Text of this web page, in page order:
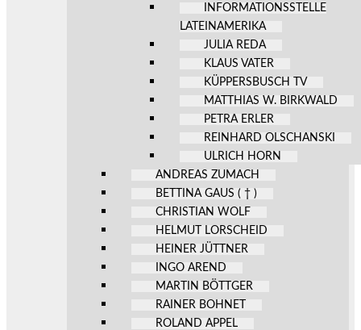
INFORMATIONSSTELLE
LATEINAMERIKA
JULIA REDA
KLAUS VATER
KÜPPERSBUSCH TV
MATTHIAS W. BIRKWALD
PETRA ERLER
REINHARD OLSCHANSKI
ULRICH HORN
ANDREAS ZUMACH
BETTINA GAUS ( † )
CHRISTIAN WOLF
HELMUT LORSCHEID
HEINER JÜTTNER
INGO AREND
MARTIN BÖTTGER
RAINER BOHNET
ROLAND APPEL